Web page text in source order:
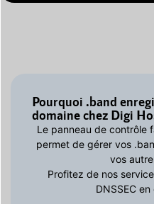
Pourquoi .band
domaine chez Digi
Le panneau de contrôle
permet de gérer vos
vos
Profitez de nos
DNSSEC